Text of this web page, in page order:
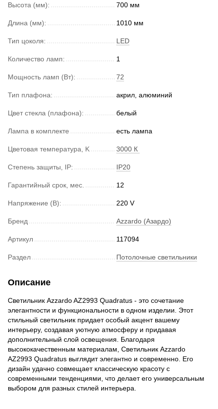
Высота (мм): 700 мм
Длина (мм): 1010 мм
Тип цоколя: LED
Количество ламп: 1
Мощность ламп (Вт): 72
Тип плафона: акрил, алюминий
Цвет стекла (плафона): белый
Лампа в комплекте есть лампа
Цветовая температура, K 3000 К
Степень защиты, IP: IP20
Гарантийный срок, мес. 12
Напряжение (В): 220 V
Бренд Azzardo (Азардо)
Артикул 117094
Раздел Потолочные светильники
Описание
Светильник Azzardo AZ2993 Quadratus - это сочетание
элегантности и функциональности в одном изделии. Этот
стильный светильник придает особый акцент вашему
интерьеру, создавая уютную атмосферу и придавая
дополнительный слой освещения. Благодаря
высококачественным материалам, Светильник Azzardo
AZ2993 Quadratus выглядит элегантно и современно. Его
дизайн удачно совмещает классическую красоту с
современными тенденциями, что делает его универсальным
выбором для разных стилей интерьера.